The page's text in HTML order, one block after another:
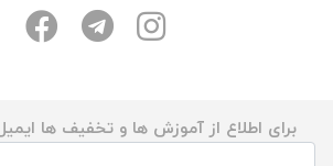
برای اطلاع از آموزش ها و تخفیف ها